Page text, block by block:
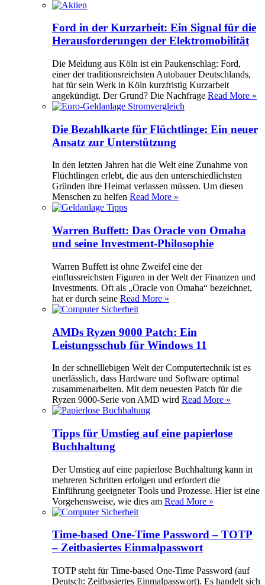
Ford in der Kurzarbeit: Ein Signal für die
Herausforderungen der Elektromobilität
Die Meldung aus Köln ist ein Paukenschlag: Ford,
einer der traditionsreichsten Autobauer Deutschlands,
hat für sein Werk in Köln kurzfristig Kurzarbeit
angekündigt. Der Grund? Die Nachfrage Read More »
Die Bezahlkarte für Flüchtlinge: Ein neuer
Ansatz zur Unterstützung
In den letzten Jahren hat die Welt eine Zunahme von
Flüchtlingen erlebt, die aus den unterschiedlichsten
Gründen ihre Heimat verlassen müssen. Um diesen
Menschen zu helfen Read More »
Warren Buffett: Das Oracle von Omaha
und seine Investment-Philosophie
Warren Buffett ist ohne Zweifel eine der
einflussreichsten Figuren in der Welt der Finanzen und
Investments. Oft als „Oracle von Omaha“ bezeichnet,
hat er durch seine Read More »
AMDs Ryzen 9000 Patch: Ein
Leistungsschub für Windows 11
In der schnelllebigen Welt der Computertechnik ist es
unerlässlich, dass Hardware und Software optimal
zusammenarbeiten. Mit dem neuesten Patch für die
Ryzen 9000-Serie von AMD wird Read More »
Tipps für Umstieg auf eine papierlose
Buchhaltung
Der Umstieg auf eine papierlose Buchhaltung kann in
mehreren Schritten erfolgen und erfordert die
Einführung geeigneter Tools und Prozesse. Hier ist eine
Vorgehensweise, wie dies am Read More »
Time-based One-Time Password – TOTP
– Zeitbasiertes Einmalpasswort
TOTP steht für Time-based One-Time Password (auf
Deutsch: Zeitbasiertes Einmalpasswort). Es handelt sich